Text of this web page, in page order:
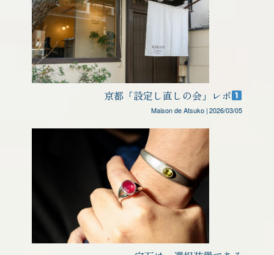
京都「設定し直しの会」レポ
Maison de Atsuko |2026/03/05